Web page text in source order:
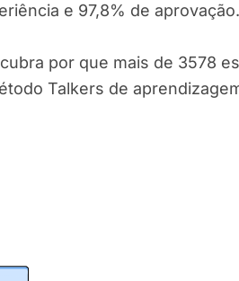
e 97,8% de aprovação.
por que mais de 3578
Talkers de